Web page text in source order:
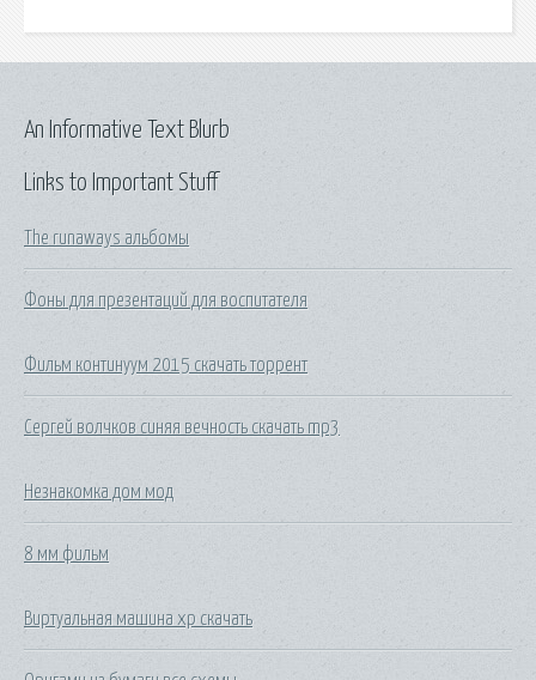
Links to Important Stuff
The runaways альбомы
Фоны для презентаций для воспитателя
Фильм континуум 2015 скачать торрент
Сергей волчков синяя вечность скачать mp3
Незнакомка дом мод
8 мм фильм
Виртуальная машина xp скачать
An Informative Text Blurb